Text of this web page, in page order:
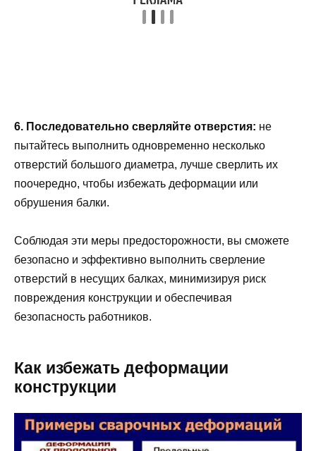
6. Последовательно сверляйте отверстия: не
пытайтесь выполнить одновременно несколько
отверстий большого диаметра, лучше сверлить их
поочередно, чтобы избежать деформации или
обрушения балки.
Соблюдая эти меры предосторожности, вы сможете
безопасно и эффективно выполнить сверление
отверстий в несущих балках, минимизируя риск
повреждения конструкции и обеспечивая
безопасность работников.
Как избежать деформации
конструкции